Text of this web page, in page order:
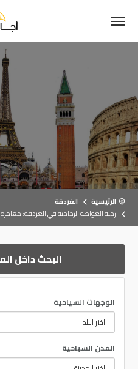
الرئيسية
الغردقة
رحلة الغواصة الزجاجية في الغردقة:
البحث داخل
الوجهات السياحية
المدن السياحية